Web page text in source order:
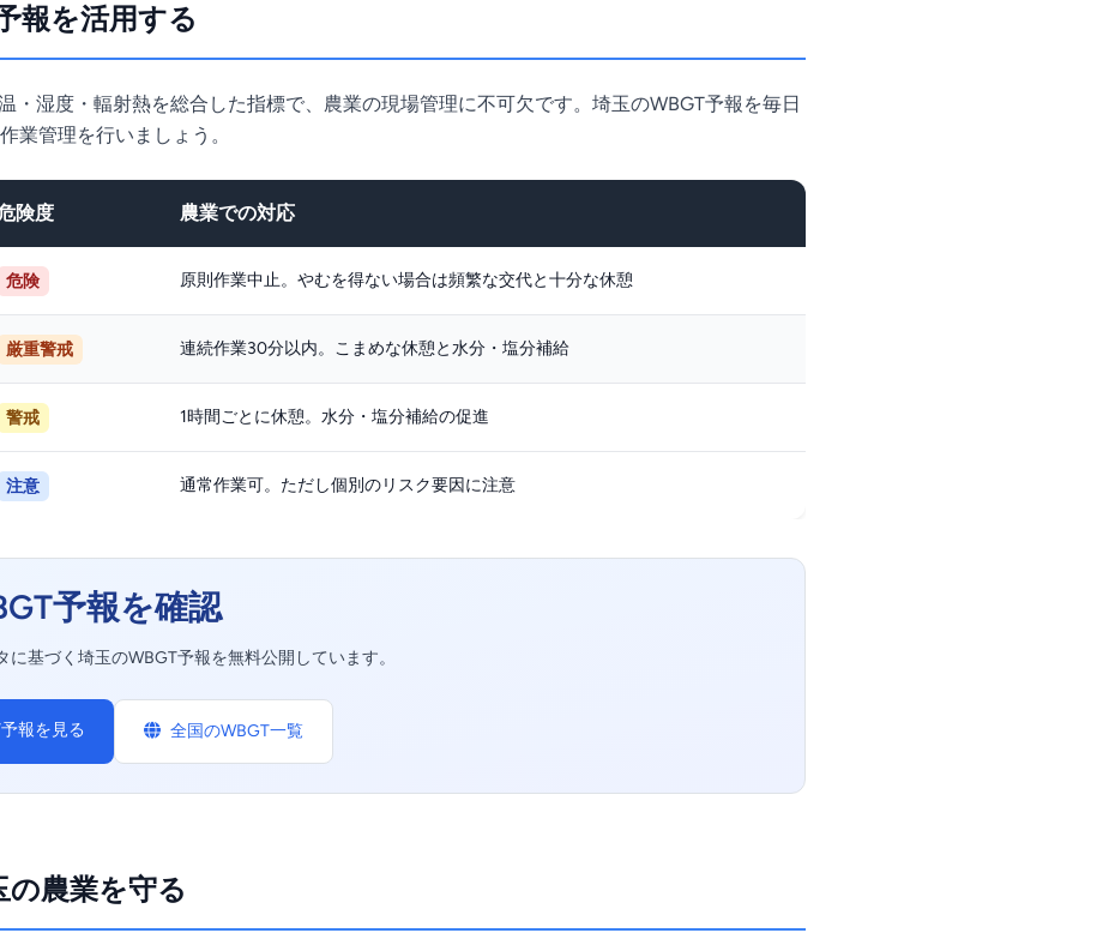
報を活用する
・湿度・輻射熱を総合した指標で、農業の現場管理に不可欠です。埼玉のWBGT予報を毎日
業管理を行いましょう。
険度 農業での対応
危険 原則作業中止。やむを得ない場合は頻繁な交代と十分な休憩
厳重警戒 連続作業30分以内。こまめな休憩と水分・塩分補給
警戒 1時間ごとに休憩。水分・塩分補給の促進
注意 通常作業可。ただし個別のリスク要因に注意
予報を確認
に基づく埼玉のWBGT予報を無料公開しています。
報を見る 全国のWBGT一覧
の農業を守る